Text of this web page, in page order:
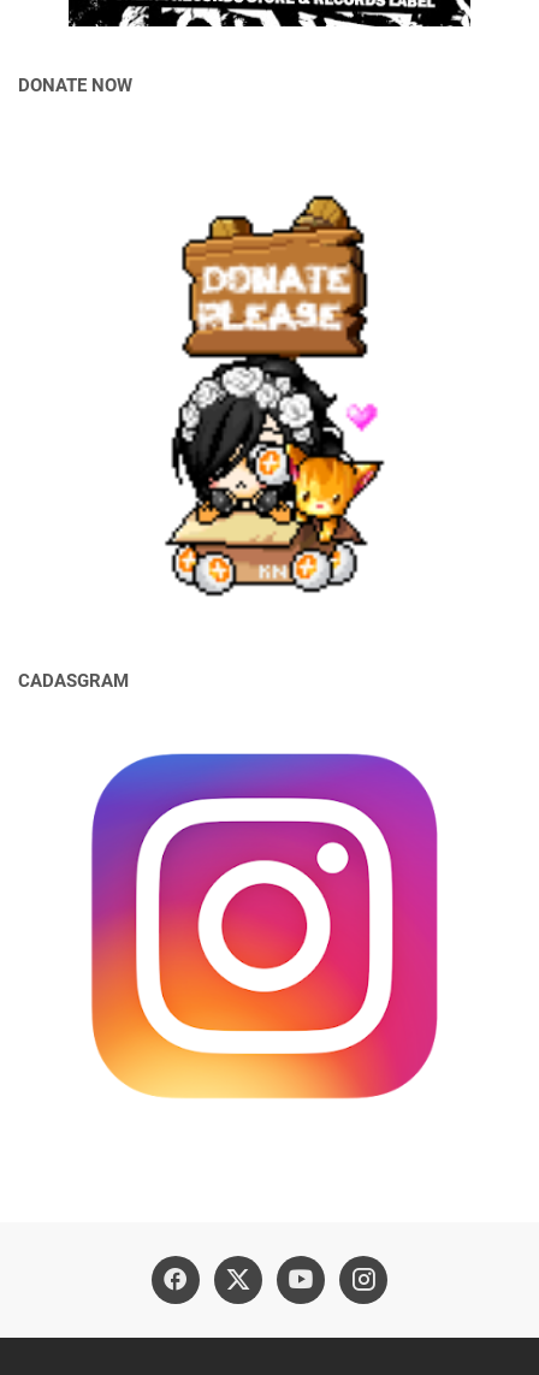
DONATE NOW
CADASGRAM